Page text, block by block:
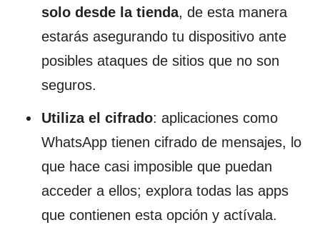
solo desde la tienda, de esta manera
estarás asegurando tu dispositivo ante
posibles ataques de sitios que no son
seguros.
Utiliza el cifrado: aplicaciones como
WhatsApp tienen cifrado de mensajes, lo
que hace casi imposible que puedan
acceder a ellos; explora todas las apps
que contienen esta opción y actívala.